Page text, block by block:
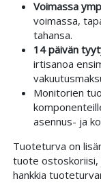
Voimassa
voimassa,
tahansa.
14 päivän
irtisanoa
Monitorien
asennus- ja
Tuoteturva on
tuote ostoskoriisi,
hankkia